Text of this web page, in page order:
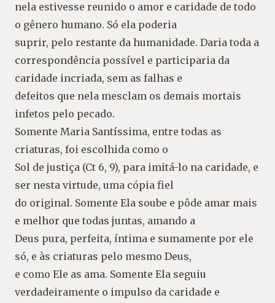
nela estivesse reunido o amor e caridade de todo
o gênero humano. Só ela poderia
suprir, pelo restante da humanidade. Daria toda a
correspondência possível e participaria da
caridade incriada, sem as falhas e
defeitos que nela mesclam os demais mortais
infetos pelo pecado.
Somente Maria Santíssima, entre todas as
criaturas, foi escolhida como o
Sol de justiça (Ct 6, 9), para imitá-lo na caridade, e
ser nesta virtude, uma cópia fiel
do original. Somente Ela soube e pôde amar mais
e melhor que todas juntas, amando a
Deus pura, perfeita, íntima e sumamente por ele
só, e às criaturas pelo mesmo Deus,
e como Ele as ama. Somente Ela seguiu
verdadeiramente o impulso da caridade e